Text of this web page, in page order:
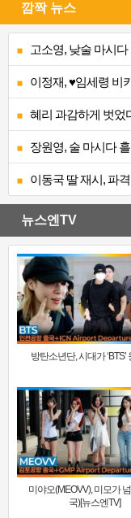
깜짝 뉴스
고소영, 낮술 마시다
이정재, ♥임세령 비
혜리 과감하게 벗었
장원영, 술 마시다
이동국 딸 재시, 파
뉴스엔TV
방탄소년단, 시대가 ‘BTS’
미야오(MEOVV), 미모가
국)[뉴스엔TV]